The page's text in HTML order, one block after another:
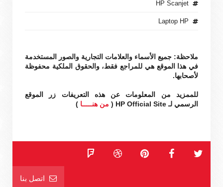
HP Scanjet
Laptop HP
ملاحظة: جميع الأسماء والعلامات التجارية والصور المستخدمة
في هذا الموقع هي للمراجع فقط، والحقوق الملكية محفوظة
لأصحابها.
للممزيد من المعلومات عن هذه التعريفات زر الموقع
الرسمي لـ HP Official Site (
من هنـــــا )
اتصل بنا